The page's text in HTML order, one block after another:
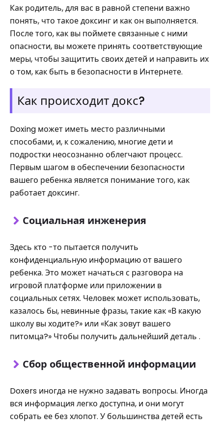
Как родитель, для вас в равной степени важно
понять, что такое доксинг и как он выполняется.
После того, как вы поймете связанные с ними
опасности, вы можете принять соответствующие
меры, чтобы защитить своих детей и направить их
о том, как быть в безопасности в Интернете.
Как происходит докс?
Doxing может иметь место различными
способами, и, к сожалению, многие дети и
подростки неосознанно облегчают процесс.
Первым шагом в обеспечении безопасности
вашего ребенка является понимание того, как
работает доксинг.
Социальная инженерия
Здесь кто -то пытается получить
конфиденциальную информацию от вашего
ребенка. Это может начаться с разговора на
игровой платформе или приложении в
социальных сетях. Человек может использовать,
казалось бы, невинные фразы, такие как «В какую
школу вы ходите?» или «Как зовут вашего
питомца?» Чтобы получить дальнейший деталь .
Сбор общественной информации
Doxers иногда не нужно задавать вопросы. Иногда
вся информация легко доступна, и они могут
собрать ее без хлопот. У большинства детей есть